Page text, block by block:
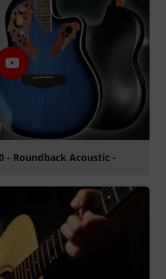
- Roundback Acoustic -